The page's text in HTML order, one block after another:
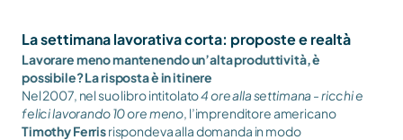
La settimana lavorativa corta: proposte e realtà
Lavorare meno mantenendo un’alta produttività, è
possibile? La risposta è in itinere
Nel 2007, nel suo libro intitolato 4 ore alla settimana - ricchi e
felici lavorando 10 ore meno
, l’imprenditore americano
Timothy Ferris rispondeva alla domanda in modo